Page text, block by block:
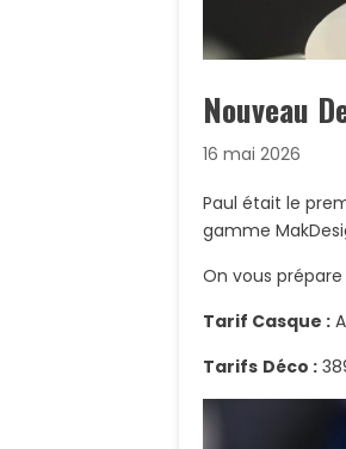
Nouveau
16 mai 2026
Paul était le
gamme
On vous
Tarif Casque :
Tarifs Déco :